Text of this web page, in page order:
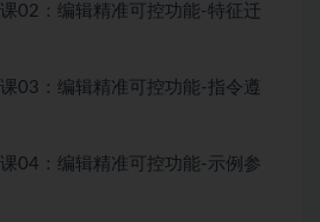
02：编辑精准可控功能-特征迁
03：编辑精准可控功能-指令遵
04：编辑精准可控功能-示例参